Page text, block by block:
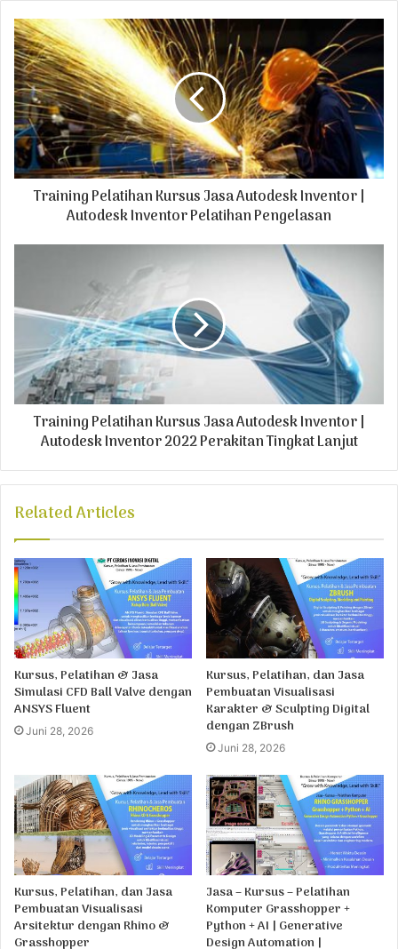
u
r
E
m
a
i
l
a
d
Training Pelatihan Kursus Jasa Autodesk Inventor |
Autodesk Inventor Pelatihan Pengelasan
Training Pelatihan Kursus Jasa Autodesk Inventor |
Autodesk Inventor 2022 Perakitan Tingkat Lanjut
Related Articles
Kursus, Pelatihan & Jasa
Simulasi CFD Ball Valve dengan
ANSYS Fluent
Juni 28, 2026
Kursus, Pelatihan, dan Jasa
Pembuatan Visualisasi
Karakter & Sculpting Digital
dengan ZBrush
Juni 28, 2026
Kursus, Pelatihan, dan Jasa
Pembuatan Visualisasi
Arsitektur dengan Rhino &
Grasshopper
Jasa – Kursus – Pelatihan
Komputer Grasshopper +
Python + AI | Generative
Design Automation |